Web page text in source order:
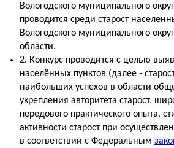
Вологодского муниципального
проводится среди старост
Вологодского муниципального
области.
2. Конкурс проводится с целью
населённых пунктов (далее -
наибольших успехов в области
укрепления авторитета старост,
передового практического опыта,
активности старост при
в соответствии с Федеральным